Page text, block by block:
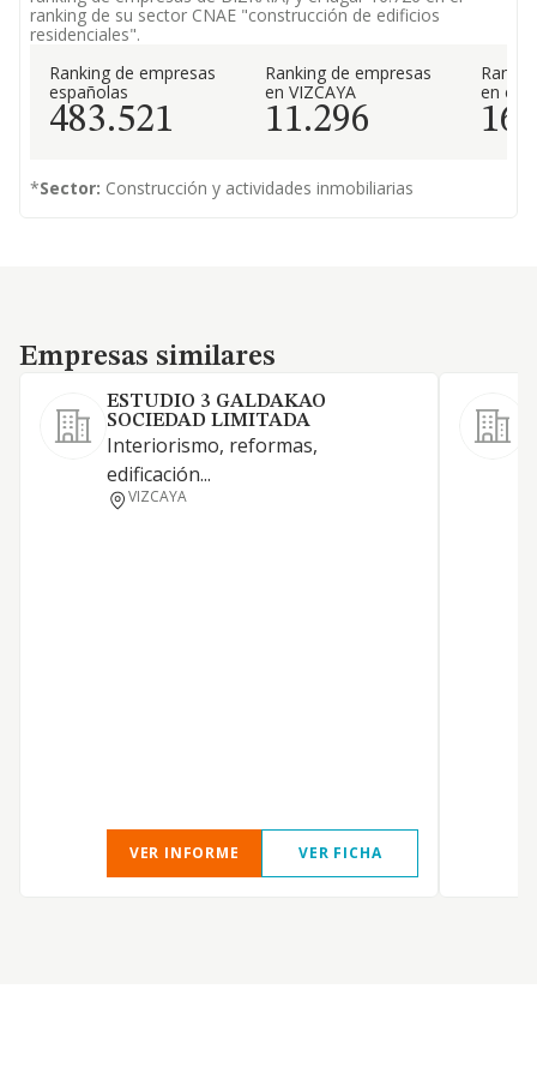
ranking de su sector CNAE "construcción de edificios
residenciales".
Ranking de empresas
españolas
483.521
Ranking de empresas
en VIZCAYA
11.296
en el
*Sector: Construcción y actividades inmobiliarias
Empresas similares
Empresas similares
ESTUDIO 3 GALDAKAO
SOCIEDAD LIMITADA
Interiorismo, reformas,
edificación...
VIZCAYA
VER INFORME VER FICHA